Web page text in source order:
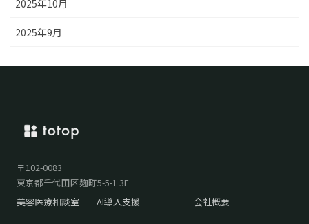
2025年10月
2025年9月
〒102-0083
東京都千代田区麹町5-5-1 3F
美容医療相談室
AI導入支援 会社概要